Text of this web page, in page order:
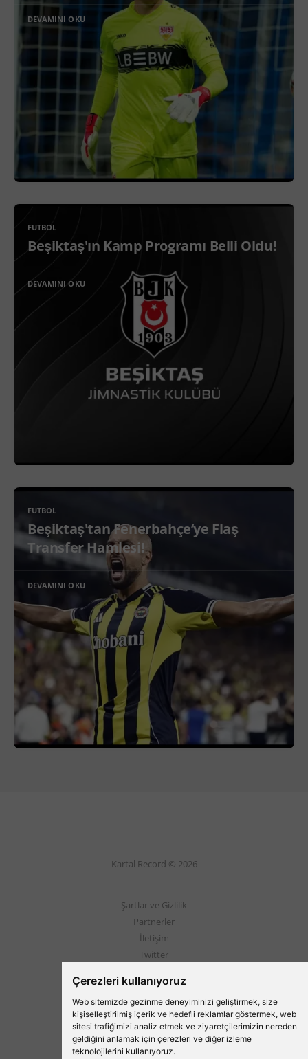
Çerezleri kullanıyoruz
Web sitemizde gezinme deneyiminizi geliştirmek, size
kişiselleştirilmiş içerik ve hedefli reklamlar göstermek, web
sitesi trafiğimizi analiz etmek ve ziyaretçilerimizin nereden
geldiğini anlamak için çerezleri ve diğer izleme
teknolojilerini kullanıyoruz.
DEVAMINI OKU
FUTBOL
Beşiktaş'ın Kamp Programı Belli Oldu!
DEVAMINI OKU
FUTBOL
Beşiktaş'tan Fenerbahçe’ye Flaş
Transfer Hamlesi!
DEVAMINI OKU
Kartal Record © 2026
Şartlar ve Gizlilik
Partnerler
İletişim
Twitter
Beşiktaş'ın Medyası